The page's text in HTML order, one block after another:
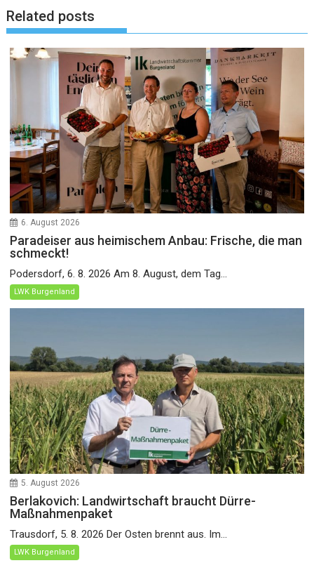
Related posts
6. August 2026
Paradeiser aus heimischem Anbau: Frische, die man
schmeckt!
Podersdorf, 6. 8. 2026 Am 8. August, dem Tag...
LWK Burgenland
5. August 2026
Berlakovich: Landwirtschaft braucht Dürre-
Maßnahmenpaket
Trausdorf, 5. 8. 2026 Der Osten brennt aus. Im...
LWK Burgenland